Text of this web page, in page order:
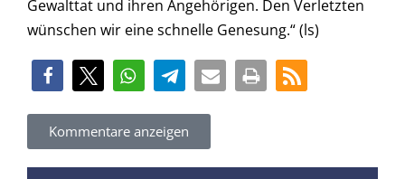
Gewalttat und ihren Angehörigen. Den Verletzten
wünschen wir eine schnelle Genesung.“ (ls)
Kommentare anzeigen